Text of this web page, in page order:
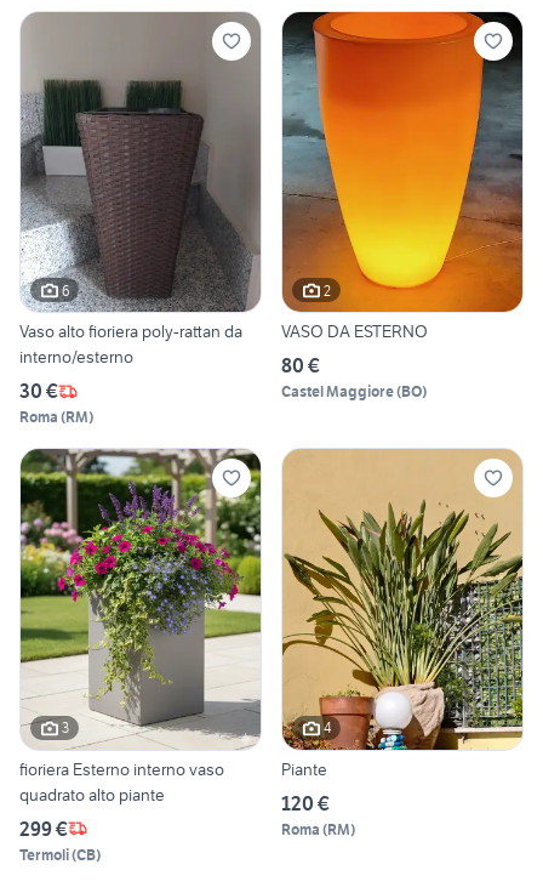
6
Vaso alto fioriera poly-rattan da
interno/esterno
30 €
Roma (RM)
2
VASO DA ESTERNO
80 €
Castel Maggiore(BO)
3
fioriera Esterno interno vaso
quadrato alto piante
299 €
Termoli(CB)
4
Piante
120 €
Roma (RM)